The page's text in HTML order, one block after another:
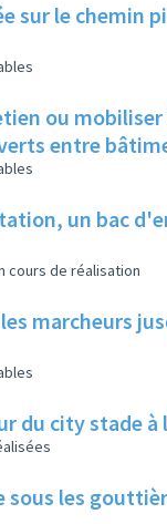
sur le chemin
ou
entre
un bac
cours de réalisation
marcheurs
du city stade à
sous les